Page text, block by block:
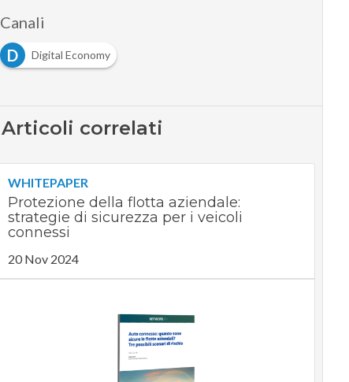
Canali
D
Digital Economy
Articoli correlati
WHITEPAPER
Protezione della flotta aziendale:
strategie di sicurezza per i veicoli
connessi
20 Nov 2024